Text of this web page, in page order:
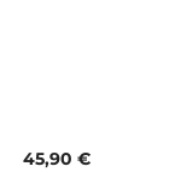
45,90 €